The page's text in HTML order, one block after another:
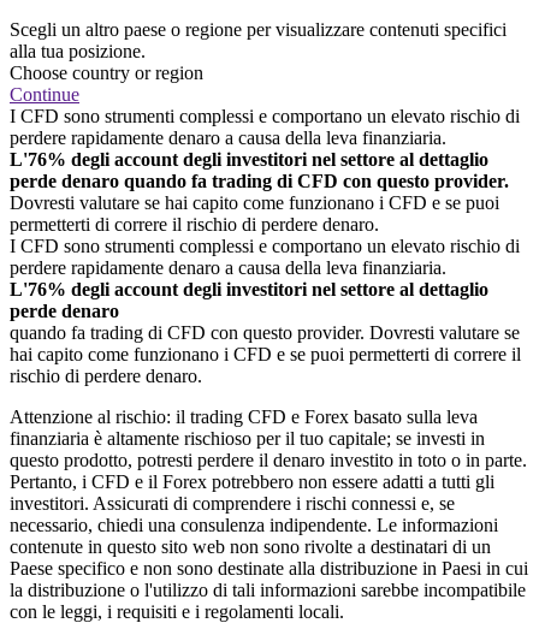
Scegli un altro paese o regione per visualizzare contenuti specifici
alla tua posizione.
Choose country or region
Continue
I CFD sono strumenti complessi e comportano un elevato rischio di
perdere rapidamente denaro a causa della leva finanziaria.
L'76% degli account degli investitori nel settore al dettaglio
perde denaro quando fa trading di CFD con questo provider.
Dovresti valutare se hai capito come funzionano i CFD e se puoi
permetterti di correre il rischio di perdere denaro.
I CFD sono strumenti complessi e comportano un elevato rischio di
perdere rapidamente denaro a causa della leva finanziaria.
L'76% degli account degli investitori nel settore al dettaglio
perde denaro
quando fa trading di CFD con questo provider. Dovresti valutare se
hai capito come funzionano i CFD e se puoi permetterti di correre il
rischio di perdere denaro.
Attenzione al rischio: il trading CFD e Forex basato sulla leva
finanziaria è altamente rischioso per il tuo capitale; se investi in
questo prodotto, potresti perdere il denaro investito in toto o in parte.
Pertanto, i CFD e il Forex potrebbero non essere adatti a tutti gli
investitori. Assicurati di comprendere i rischi connessi e, se
necessario, chiedi una consulenza indipendente. Le informazioni
contenute in questo sito web non sono rivolte a destinatari di un
Paese specifico e non sono destinate alla distribuzione in Paesi in cui
la distribuzione o l'utilizzo di tali informazioni sarebbe incompatibile
con le leggi, i requisiti e i regolamenti locali.